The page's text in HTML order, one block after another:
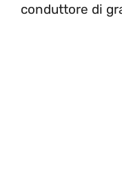
conduttore di